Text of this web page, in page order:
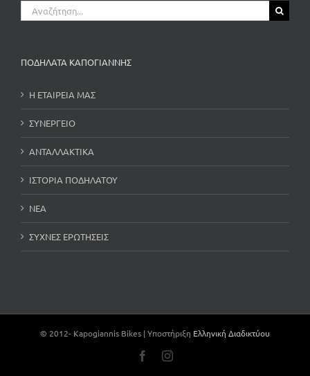
Αναζήτηση
για:
ΠΟΔΗΛΑΤΑ ΚΑΠΟΓΙΑΝΝΗΣ
Η ΕΤΑΙΡΕΙΑ ΜΑΣ
ΣΥΝΕΡΓΕΙΟ
ΑΝΤΑΛΛΑΚΤΙΚΑ
ΙΣΤΟΡΙΑ ΠΟΔΗΛΑΤΟΥ
ΝΕΑ
ΣΥΧΝΕΣ ΕΡΩΤΗΣΕΙΣ
© 2012- Kapogiannis Bikes | Υποστήριξη Ελληνική Διαδικτύου
FacebookInstagram